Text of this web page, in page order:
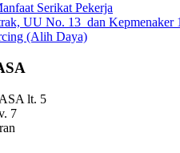
Serikat Pekerja
UU No. 13 dan Kepmenaker
(Alih Daya)
lt. 5
7